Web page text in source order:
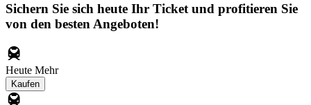
Sichern Sie sich heute Ihr Ticket und profitieren Sie
von den besten Angeboten!
Heute Mehr
Kaufen